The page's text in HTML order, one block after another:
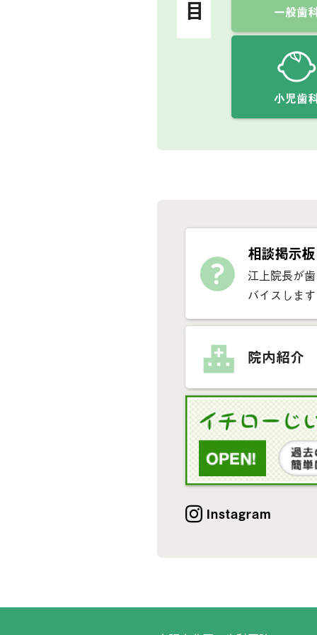
一般歯
小児歯
相談掲示板
江上院長が
バイスします
院内紹介
Instagram